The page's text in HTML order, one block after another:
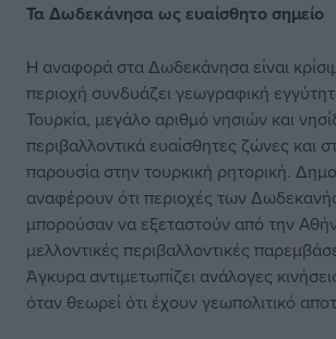
Τα Δωδεκάνησα ως ευαίσθητο σημείο
Η αναφορά στα Δωδεκάνησα είναι
περιοχή συνδυάζει γεωγραφική
Τουρκία, μεγάλο αριθμό νησιών και
περιβαλλοντικά ευαίσθητες ζώνες και
παρουσία στην τουρκική ρητορική.
αναφέρουν ότι περιοχές των
μπορούσαν να εξεταστούν από την
μελλοντικές περιβαλλοντικές
Άγκυρα αντιμετωπίζει ανάλογες
όταν θεωρεί ότι έχουν γεωπολιτικό